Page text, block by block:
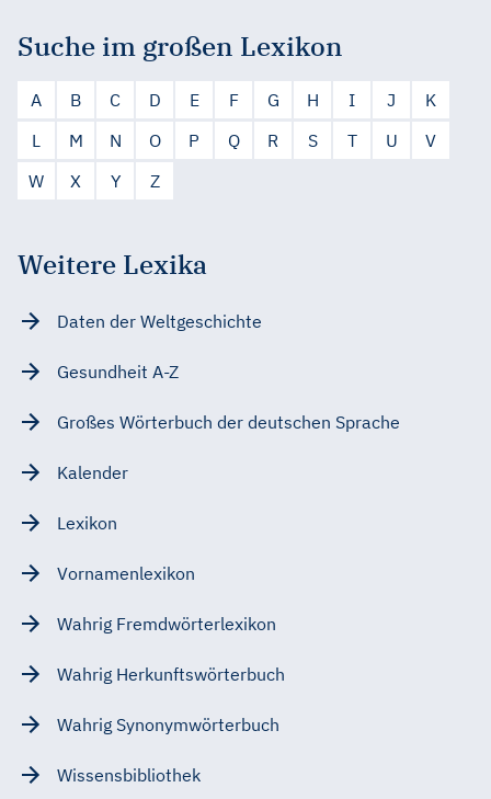
Suche im großen Lexikon
A B C D E F G H I J
K
L
M N O P Q R S T U
V
W
X Y Z
Weitere Lexika
Daten der Weltgeschichte
Gesundheit A-Z
Großes Wörterbuch der deutschen Sprache
Kalender
Lexikon
Vornamenlexikon
Wahrig Fremdwörterlexikon
Wahrig Herkunftswörterbuch
Wahrig Synonymwörterbuch
Wissensbibliothek